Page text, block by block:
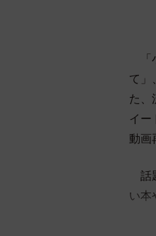
「
て」
た、
イー
動画
話
い本